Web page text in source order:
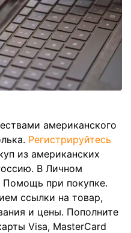
американского
Регистрируйтесь
из американских
В Личном
Помощь при покупке.
ссылки на товар,
и цены. Пополните
Visa, MasterCard